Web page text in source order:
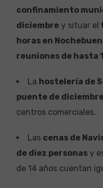
confinamiento
diciembre y situar el
horas en
reuniones de hasta
La hostelería de
puente de
centros comerciales.
Las cenas de
de diez personas y
de 14 años cuentan